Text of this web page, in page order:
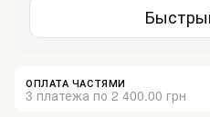
ОПЛАТА ЧАСТЯМИ
3 платежа по 2 400.00 грн